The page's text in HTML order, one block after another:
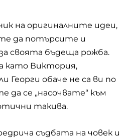
на оригиналните идеи,
да потърсите и
своята бъдеща рожба.
като Виктория,
Георги обаче не са ви по
да се „насочвате“ към
такива.
съдбата на човек и